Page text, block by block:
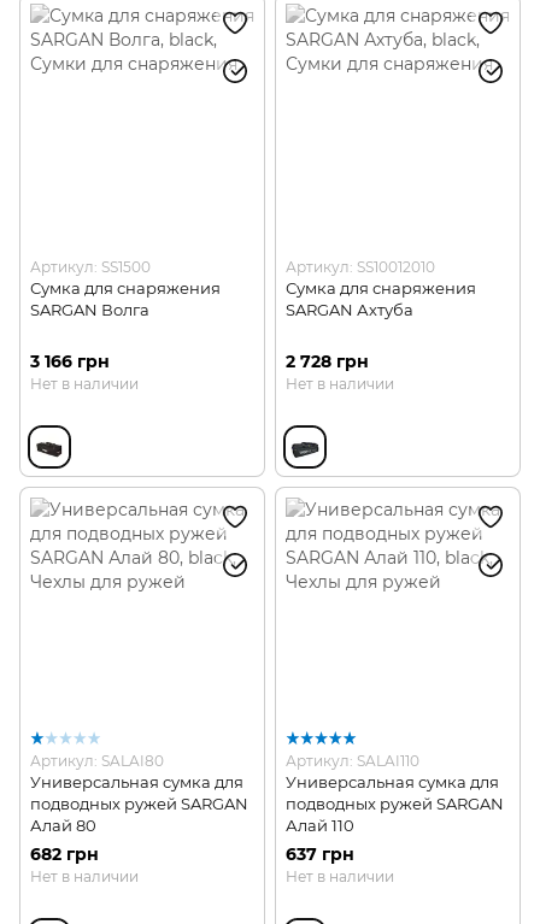
Артикул: SS1500
Сумка для снаряжения
SARGAN Волга
3 166 грн
Нет в наличии
Артикул: SS10012010
Сумка для снаряжения
SARGAN Ахтуба
2 728 грн
Нет в наличии
Артикул: SALAI80
Универсальная сумка для
подводных ружей SARGAN
Алай 80
682 грн
Нет в наличии
Артикул: SALAI110
Универсальная сумка для
подводных ружей SARGAN
Алай 110
637 грн
Нет в наличии